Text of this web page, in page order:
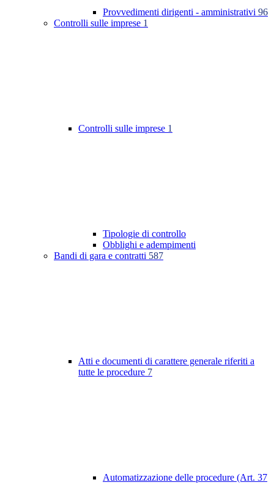
Provvedimenti dirigenti - amministrativi 96
Controlli sulle imprese 1
Controlli sulle imprese 1
Tipologie di controllo
Obblighi e adempimenti
Bandi di gara e contratti 587
Atti e documenti di carattere generale riferiti a
tutte le procedure 7
Automatizzazione delle procedure (Art. 37